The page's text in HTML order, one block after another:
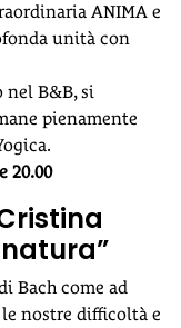
ANIMA e
unità con
nel B&B, si
pienamente
20.00
Bach come ad
nostre difficoltà e